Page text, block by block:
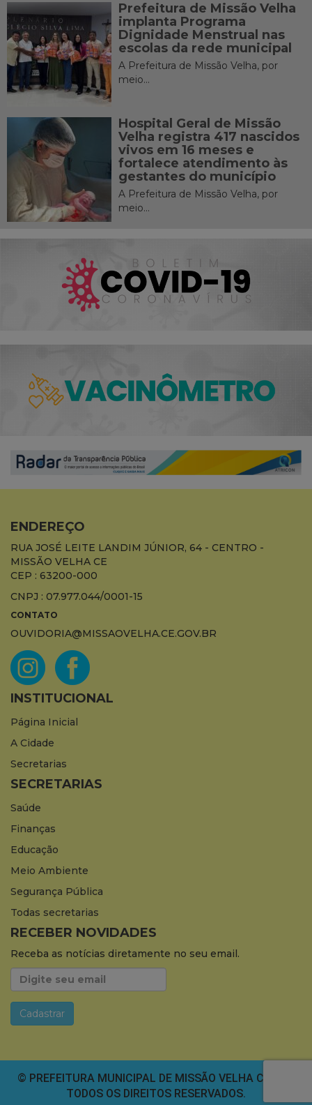
Prefeitura de Missão Velha
implanta Programa
Dignidade Menstrual nas
escolas da rede municipal
A Prefeitura de Missão Velha, por
meio...
Hospital Geral de Missão
Velha registra 417 nascidos
vivos em 16 meses e
fortalece atendimento às
gestantes do município
A Prefeitura de Missão Velha, por
meio...
ENDEREÇO
RUA JOSÉ LEITE LANDIM JÚNIOR, 64 - CENTRO -
MISSÃO VELHA CE
CEP : 63200-000
CNPJ : 07.977.044/0001-15
CONTATO
OUVIDORIA@MISSAOVELHA.CE.GOV.BR
INSTITUCIONAL
Página Inicial
A Cidade
Secretarias
SECRETARIAS
Saúde
Finanças
Educação
Meio Ambiente
Segurança Pública
Todas secretarias
RECEBER NOVIDADES
Receba as notícias diretamente no seu email.
© PREFEITURA MUNICIPAL DE MISSÃO VELHA CEARÁ.
TODOS OS DIREITOS RESERVADOS.